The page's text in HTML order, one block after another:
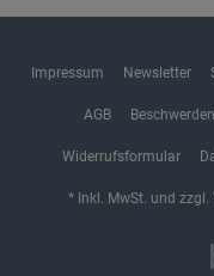
Impressum Newsletter
AGB
Widerrufsformular
* Inkl. MwSt. und